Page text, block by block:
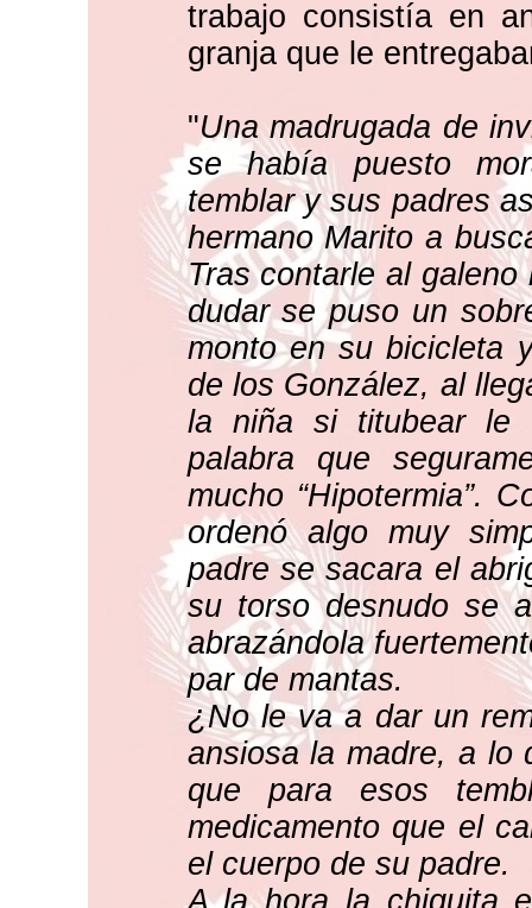
trabajo consistía en
granja que le
"Una madrugada de
se había puesto
temblar y sus padres
hermano Marito a
Tras contarle al
dudar se puso un
monto en su bicicleta
de los González, al
la niña si titubear le
palabra que
mucho “Hipotermia”.
ordenó algo muy
padre se sacara el
su torso desnudo se
abrazándola
par de mantas.
¿No le va a dar un
ansiosa la madre, a lo
que para esos
medicamento que el
el cuerpo de su padre.
A la hora la chiquita